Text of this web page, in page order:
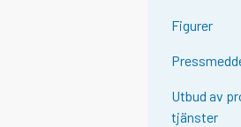
Figurer
Utbud av
tjänster